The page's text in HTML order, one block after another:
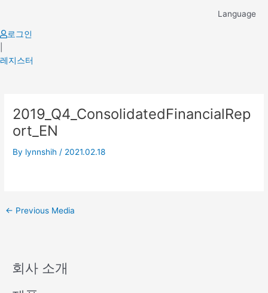
content
Language
로그인
레지스터
2019_Q4_ConsolidatedFinancialRep
ort_EN
By lynnshih / 2021.02.18
navigation
← Previous Media
회사 소개